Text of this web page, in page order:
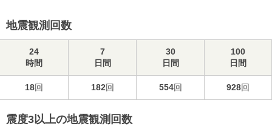
地震観測回数
24
時間
7
日間
30
日間
100
日間
18回 182回 554回 928回
震度3以上の地震観測回数